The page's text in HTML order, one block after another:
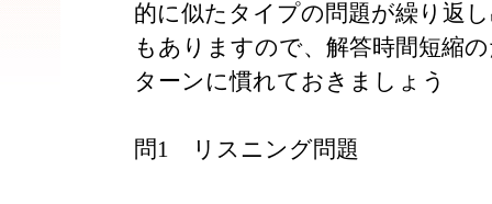
的に似たタイプの問題が繰り返
もありますので、解答時間短縮
ターンに慣れておきましょう
問1 リスニング問題